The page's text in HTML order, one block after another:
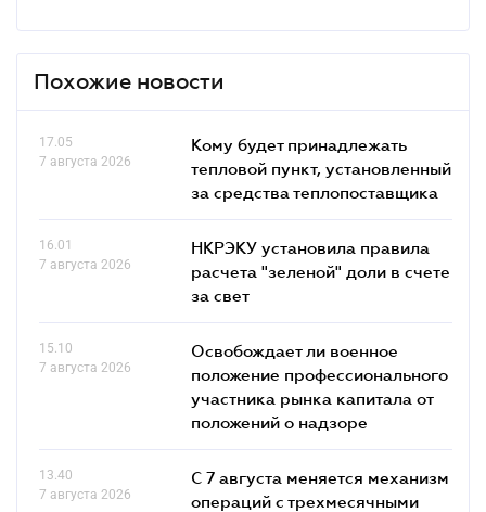
Похожие новости
17.05
7 августа 2026
Кому будет принадлежать
тепловой пункт, установленный
за средства теплопоставщика
16.01
7 августа 2026
НКРЭКУ установила правила
расчета "зеленой" доли в счете
за свет
15.10
7 августа 2026
Освобождает ли военное
положение профессионального
участника рынка капитала от
положений о надзоре
13.40
7 августа 2026
С 7 августа меняется механизм
операций с трехмесячными